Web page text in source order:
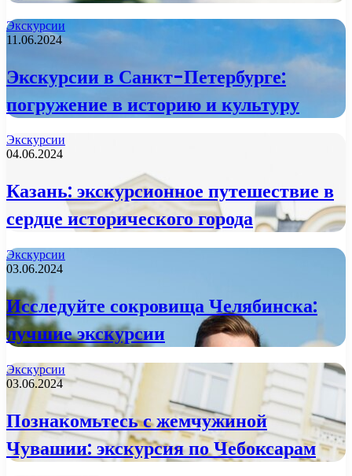
Экскурсии
11.06.2024
Экскурсии в Санкт-Петербурге:
погружение в историю и культуру
Экскурсии
04.06.2024
Казань: экскурсионное путешествие в
сердце исторического города
Экскурсии
03.06.2024
Исследуйте сокровища Челябинска:
лучшие экскурсии
Экскурсии
03.06.2024
Познакомьтесь с жемчужиной
Чувашии: экскурсия по Чебоксарам